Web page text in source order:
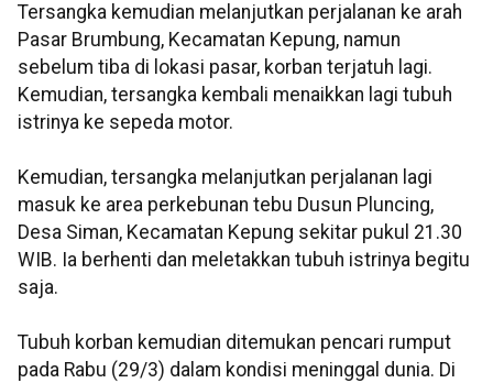
Tersangka kemudian melanjutkan perjalanan ke arah
Pasar Brumbung, Kecamatan Kepung, namun
sebelum tiba di lokasi pasar, korban terjatuh lagi.
Kemudian, tersangka kembali menaikkan lagi tubuh
istrinya ke sepeda motor.
Kemudian, tersangka melanjutkan perjalanan lagi
masuk ke area perkebunan tebu Dusun Pluncing,
Desa Siman, Kecamatan Kepung sekitar pukul 21.30
WIB. Ia berhenti dan meletakkan tubuh istrinya begitu
saja.
Tubuh korban kemudian ditemukan pencari rumput
pada Rabu (29/3) dalam kondisi meninggal dunia. Di